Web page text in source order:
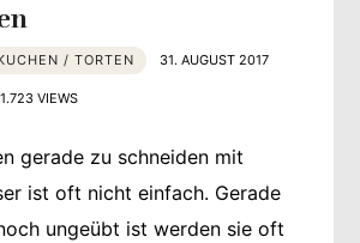
/ TORTEN 31. AUGUST 2017
VIEWS
gerade zu schneiden mit
ist oft nicht einfach. Gerade
ungeübt ist werden sie oft